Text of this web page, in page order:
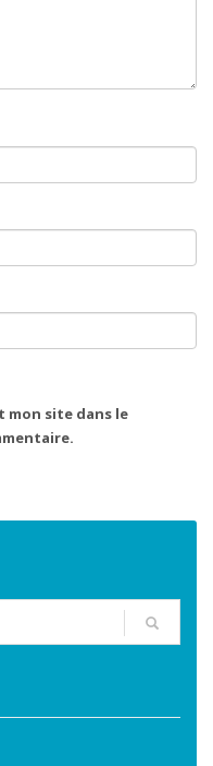
mon site dans le